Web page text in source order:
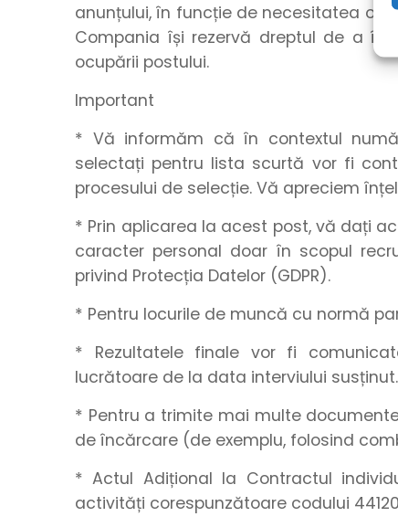
anunțului, în funcție de necesitatea
Compania își rezervă dreptul de a
ocupării postului.
Important
* Vă informăm că în contextul
selectați pentru lista scurtă vor fi
procesului de selecție. Vă apreciem
* Prin aplicarea la acest post, vă dați
caracter personal doar în scopul
privind Protecția Datelor (GDPR).
* Pentru locurile de muncă cu normă
* Rezultatele finale vor fi
lucrătoare de la data interviului susținut.
* Pentru a trimite mai multe
de încărcare (de exemplu, folosind
* Actul Adițional la Contractul
activități corespunzătoare codului